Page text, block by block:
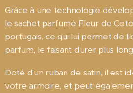
Grâce à une technologie
le sachet parfumé Fleur de
portugais, ce qui lui permet de
parfum, le faisant durer plus
Doté d'un ruban de satin, il est
votre armoire, et peut